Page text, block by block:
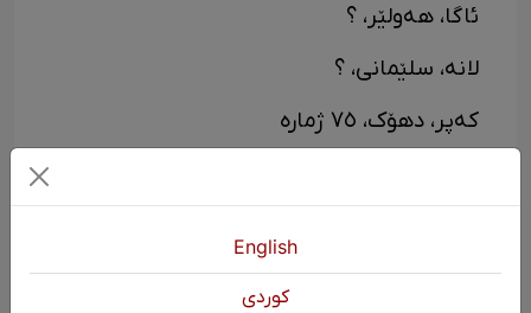
ئاگا، هەولێر، ؟
لانە، سلێمانی، ؟
کەپر، دهۆک، ٧٥ ژمارە
کوردیلەکان، نۆروێژ، ٥ ژمارە
English
كوردی